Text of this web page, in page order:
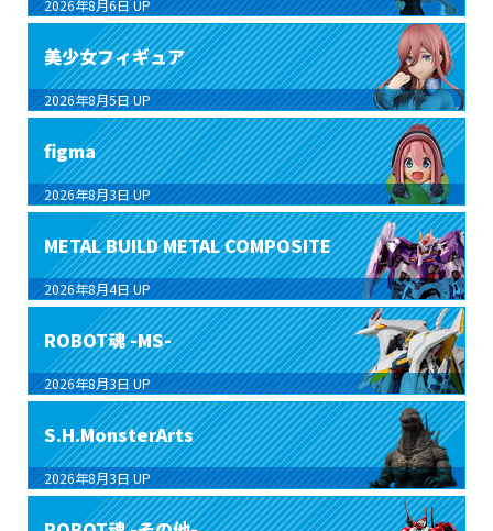
2026年8月6日 UP
美少女フィギュア
2026年8月5日 UP
figma
2026年8月3日 UP
METAL BUILD METAL COMPOSITE
2026年8月4日 UP
ROBOT魂 -MS-
2026年8月3日 UP
S.H.MonsterArts
2026年8月3日 UP